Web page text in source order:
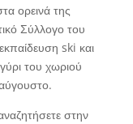
ορεινά της
Σύλλογο του
ski και
του χωριού
στην